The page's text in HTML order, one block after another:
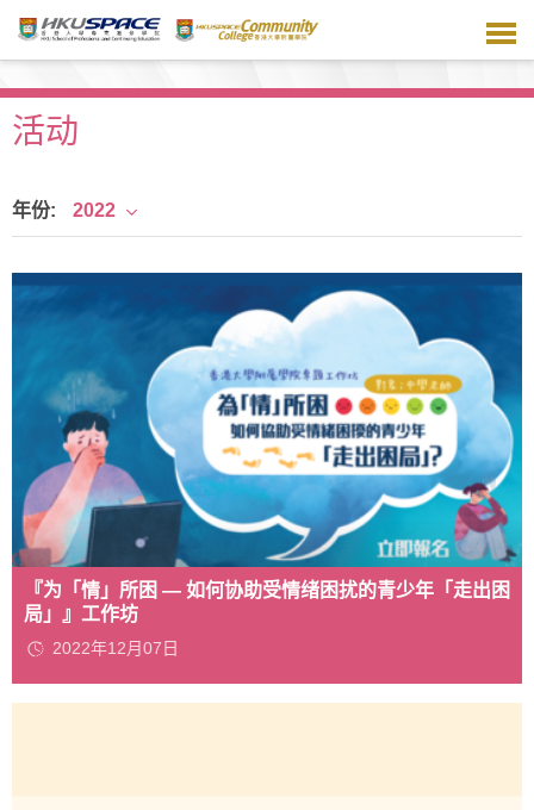
主
容活动
年份: 2022
『为「情」所困 — 如何协助受情绪困扰的青少年「走出困
局」』工作坊
2022年12月07日